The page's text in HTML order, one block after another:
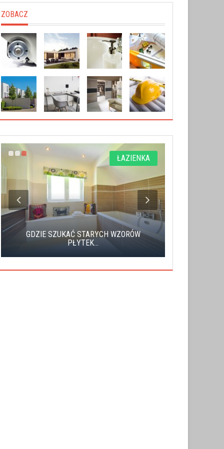
ZOBACZ
ŁAZIENKA
GDZIE SZUKAĆ STARYCH WZORÓW
PŁYTEK...